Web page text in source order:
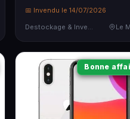
📅 Invendu le 14/07/2026
Destockage & Invendus
Le
Bonne